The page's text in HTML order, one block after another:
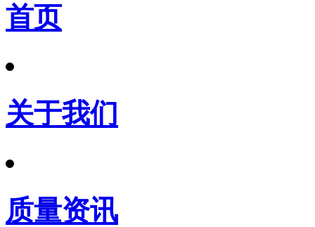
首页
关于我们
质量资讯